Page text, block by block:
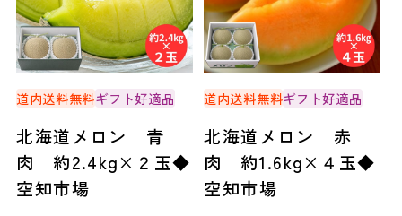
道内送料無料ギフト好適品
北海道メロン 青
肉 約2.4kg×２玉◆
空知市場
道内送料無料ギフト好適品
北海道メロン 赤
肉 約1.6kg×４玉◆
空知市場